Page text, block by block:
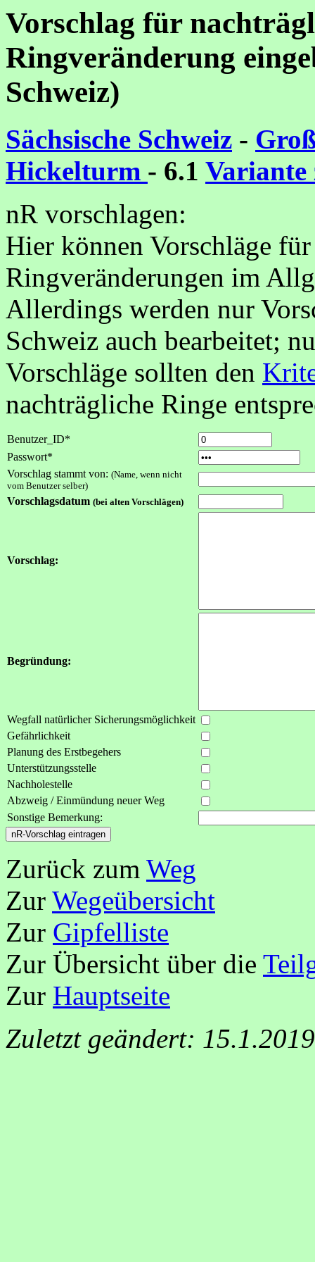
Vorschlag für
Ringveränderung
Schweiz)
Sächsische Schweiz -
Hickelturm - 6.1 Variante
nR vorschlagen:
Hier können Vorschläge
Ringveränderungen im
Allerdings werden nur
Schweiz auch bearbeitet;
Vorschläge sollten den
nachträgliche Ringe
Benutzer_ID*
Passwort*
Vorschlag stammt von: (Name, wenn nicht
vom Benutzer selber)
Vorschlagsdatum (bei alten Vorschlägen)
Vorschlag:
Begründung:
Wegfall natürlicher Sicherungsmöglichkeit
Gefährlichkeit
Planung des Erstbegehers
Unterstützungsstelle
Nachholestelle
Abzweig / Einmündung neuer Weg
Sonstige Bemerkung:
Zurück zum Weg
Zur Wegeübersicht
Zur Gipfelliste
Zur Übersicht über die
Zur Hauptseite
Zuletzt geändert: